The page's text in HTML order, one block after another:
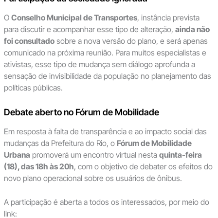
O Conselho Municipal de Transportes, instância prevista
para discutir e acompanhar esse tipo de alteração, ainda não
foi consultadosobre a nova versão do plano, e será apenas
comunicado na próxima reunião. Para muitos especialistas e
ativistas, esse tipo de mudança sem diálogo aprofunda a
sensação de invisibilidade da população no planejamento das
políticas públicas.
Debate aberto no Fórum de Mobilidade
Em resposta à falta de transparência e ao impacto social das
mudanças da Prefeitura do Rio, o Fórum de Mobilidade
Urbana promoverá um encontro virtual nesta quinta-feira
(18), das 18h às 20h, com o objetivo de debater os efeitos do
novo plano operacional sobre os usuários de ônibus.
A participação é aberta a todos os interessados, por meio do
link: